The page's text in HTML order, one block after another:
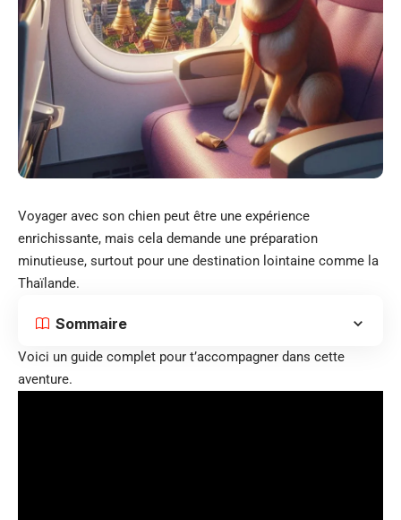
Voyager avec son chien peut être une expérience
enrichissante, mais cela demande une préparation
minutieuse, surtout pour une destination lointaine comme la
Thaïlande.
Sommaire
Voici un guide complet pour t’accompagner dans cette
aventure.